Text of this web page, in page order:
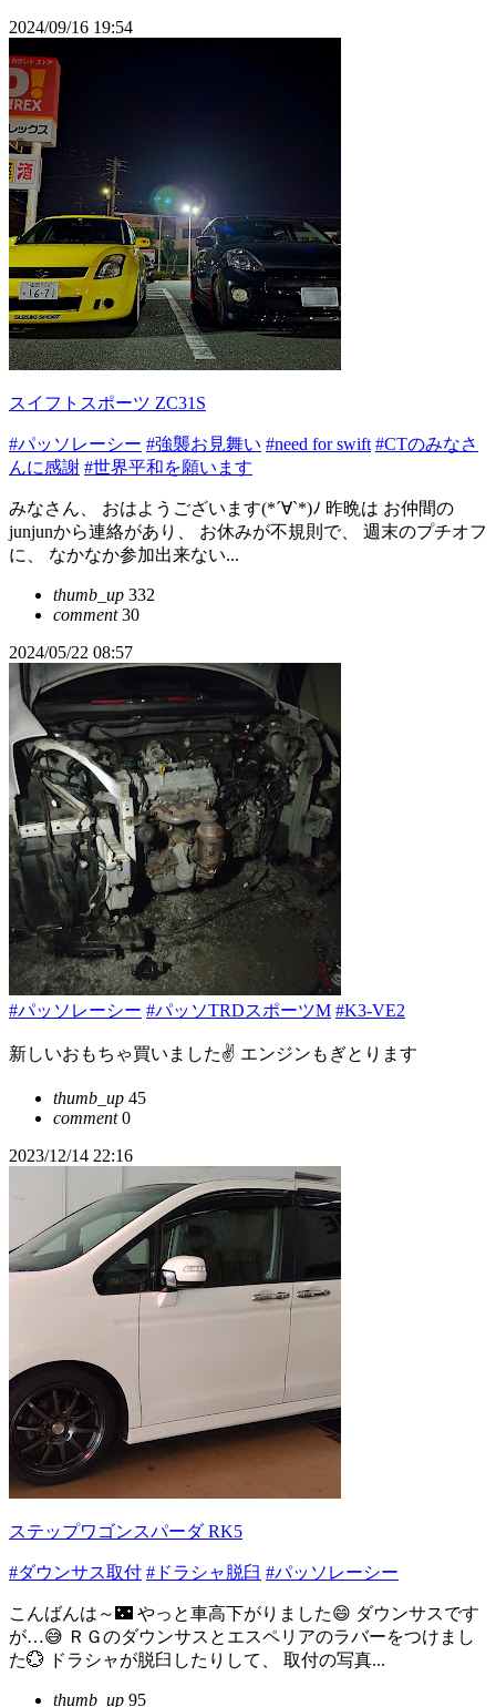
2024/09/16 19:54
スイフトスポーツ ZC31S
#パッソレーシー #強襲お見舞い #need for swift #CTのみなさ
んに感謝 #世界平和を願います
みなさん、 おはようございます(*´∀`*)ﾉ 昨晩は お仲間の
junjunから連絡があり、 お休みが不規則で、 週末のプチオフ
に、 なかなか参加出来ない...
thumb_up 332
comment30
2024/05/22 08:57
#パッソレーシー #パッソTRDスポーツM #K3-VE2
新しいおもちゃ買いました✌️ エンジンもぎとります
thumb_up 45
comment0
2023/12/14 22:16
ステップワゴンスパーダ RK5
#ダウンサス取付 #ドラシャ脱臼 #パッソレーシー
こんばんは～🌃 やっと車高下がりました😄 ダウンサスです
が…😅 ＲＧのダウンサスとエスペリアのラバーをつけまし
た💮 ドラシャが脱臼したりして、 取付の写真...
thumb_up 95